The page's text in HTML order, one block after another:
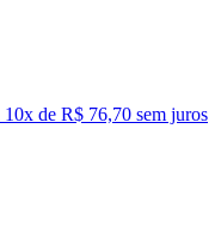
10x de R$ 76,70 sem juros